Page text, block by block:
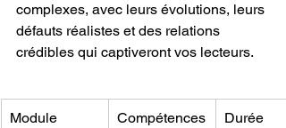
complexes, avec leurs évolutions, leurs
défauts réalistes et des relations
crédibles qui captiveront vos lecteurs.
Module
Compétences
Durée